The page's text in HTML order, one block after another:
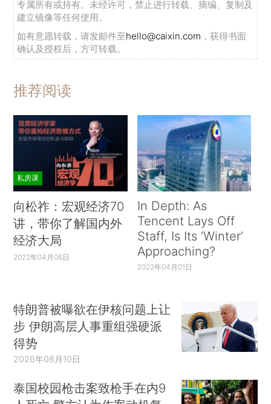
专属所有或持有。未经许可，禁止进行转载、摘编、复制及
建立镜像等任何使用。
如有意愿转载，请发邮件至hello@caixin.com ，获得书面
确认及授权后，方可转载。
推荐阅读
私房课
向松祚：宏观经济70
讲，带你了解国内外
经济大局
2022年04月06日
In Depth: As
Tencent Lays Off
Staff, Is Its ‘Winter’
Approaching?
2022年04月01日
特朗普被曝欲在伊核问题上让
步 伊朗高层人事重组强硬派
得势
2026年08月10日
泰国校园枪击案致枪手在内9